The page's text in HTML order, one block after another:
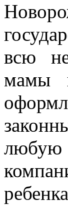
всю
мамы
любую